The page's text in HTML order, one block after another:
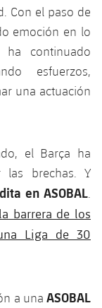
Con el paso de
emoción en lo
ha continuado
esfuerzos,
una actuación
el Barça ha
las brechas. Y
en ASOBAL
barrera de los
Liga de 30
a una ASOBAL